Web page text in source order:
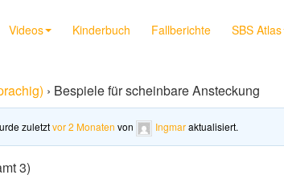
Videos Kinderbuch Fallberichte SBS Atlas
› Bespiele für scheinbare Ansteckung
zuletztvor 2 Monaten von Ingmaraktualisiert.
3)